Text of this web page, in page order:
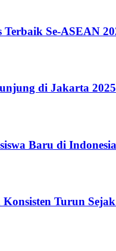
Terbaik Se-ASEAN
di Jakarta 2025
Baru di
Turun Sejak